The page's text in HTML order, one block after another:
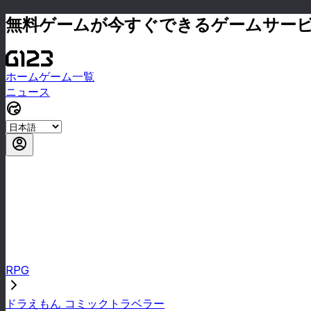
無料ゲームが今すぐできるゲームサー
ホームゲーム一覧
ニュース
RPG
ドラえもん コミックトラベラー